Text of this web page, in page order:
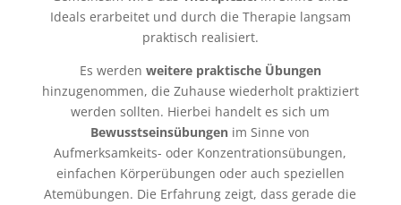
Ideals erarbeitet und durch die Therapie langsam
praktisch realisiert.
Es werden weitere praktische Übungen
hinzugenommen, die Zuhause wiederholt praktiziert
werden sollten. Hierbei handelt es sich um
Bewusstseinsübungen im Sinne von
Aufmerksamkeits- oder Konzentrationsübungen,
einfachen Körperübungen oder auch speziellen
Atemübungen. Die Erfahrung zeigt, dass gerade die